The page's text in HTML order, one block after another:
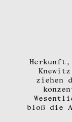
ziehen
bloß die